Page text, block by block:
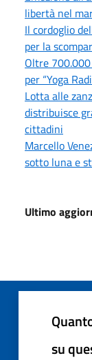
libertà nel
Il cordoglio
per la
Oltre
per “Yoga
Lotta alle
distribuisce
cittadini
Marcello
sotto luna e
Ultimo
su